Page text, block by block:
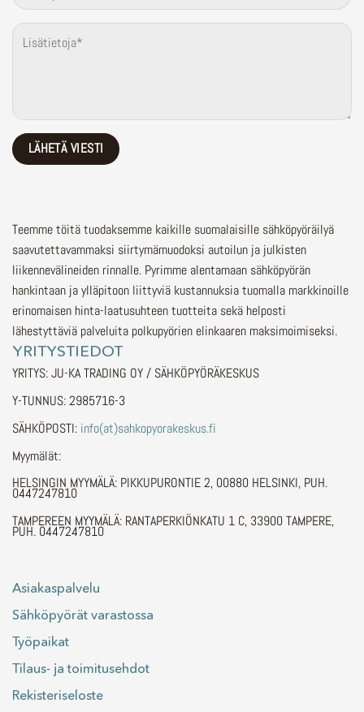
Teemme töitä tuodaksemme kaikille suomalaisille sähköpyöräilyä
saavutettavammaksi siirtymämuodoksi autoilun ja julkisten
liikennevälineiden rinnalle. Pyrimme alentamaan sähköpyörän
hankintaan ja ylläpitoon liittyviä kustannuksia tuomalla markkinoille
erinomaisen hinta-laatusuhteen tuotteita sekä helposti
lähestyttäviä palveluita polkupyörien elinkaaren maksimoimiseksi.
YRITYSTIEDOT
YRITYS: JU-KA TRADING OY / SÄHKÖPYÖRÄKESKUS
Y-TUNNUS: 2985716-3
SÄHKÖPOSTI: info(at)sahkopyorakeskus.fi
Myymälät:
HELSINGIN MYYMÄLÄ: PIKKUPURONTIE 2, 00880 HELSINKI, PUH.
0447247810
TAMPEREEN MYYMÄLÄ: RANTAPERKIÖNKATU 1 C, 33900 TAMPERE,
PUH. 0447247810
Asiakaspalvelu
Sähköpyörät varastossa
Työpaikat
Tilaus- ja toimitusehdot
Rekisteriseloste